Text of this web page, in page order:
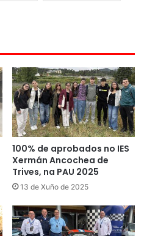
100% de aprobados no IES
Xermán Ancochea de
Trives, na PAU 2025
13 de Xuño de 2025